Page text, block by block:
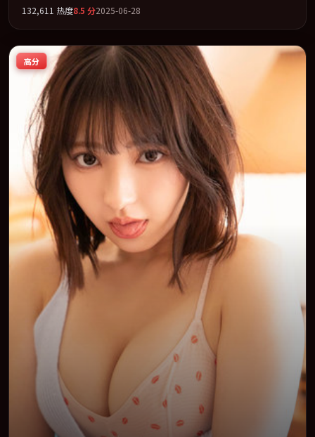
型为骨架，在叙事、表演与视听上力求统一。定于 2025-08-20 在内
地院线及主流平台同步亮相，2025 年度话题片中口碑稳健，适合喜
欢强情节与人物弧光的观众完整观看。
132,611 热度8.5 分2025-06-28
高分